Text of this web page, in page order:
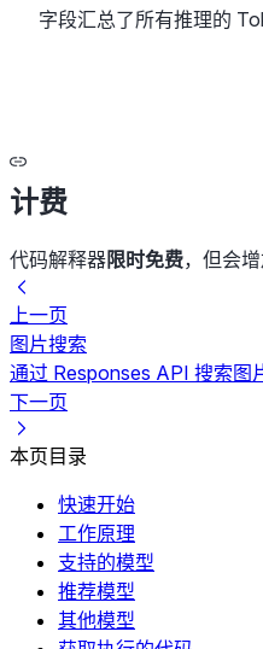
字段汇总了所有推理的
计费
代码解释器限时免费，但会
上一页
图片搜索
通过 Responses API 搜索图
下一页
本页目录
快速开始
工作原理
支持的模型
推荐模型
其他模型